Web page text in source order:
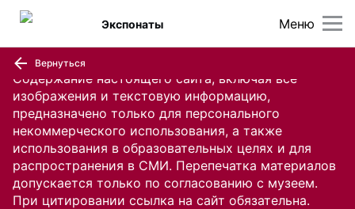
Содержание настоящего сайта, включая все
изображения и текстовую информацию,
предназначено только для персонального
некоммерческого использования, а также
использования в образовательных целях и для
распространения в СМИ. Перепечатка материалов
допускается только по согласованию с музеем.
При цитировании ссылка на сайт обязательна.
Меню
Экспонаты
Вернуться